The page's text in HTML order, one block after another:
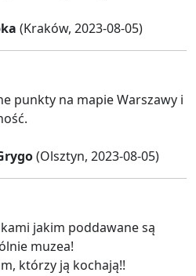
(Kraków, 2023-08-05)
punkty na mapie Warszawy i
(Olsztyn, 2023-08-05)
jakim poddawane są
muzea!
którzy ją kochają!!